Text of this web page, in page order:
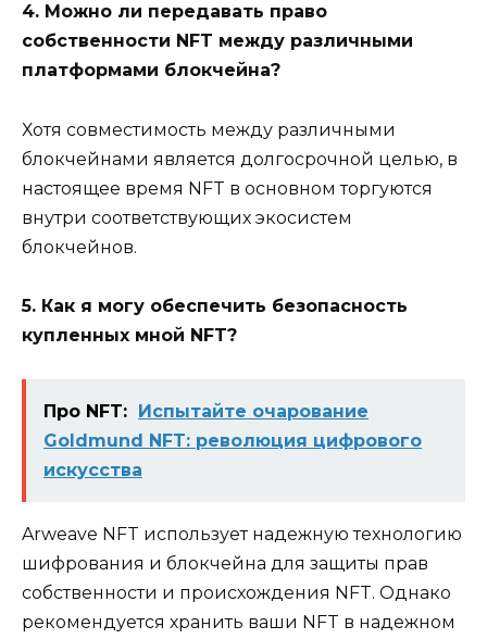
4. Можно ли передавать право
собственности NFT между различными
платформами блокчейна?
Хотя совместимость между различными
блокчейнами является долгосрочной целью, в
настоящее время NFT в основном торгуются
внутри соответствующих экосистем
блокчейнов.
5. Как я могу обеспечить безопасность
купленных мной NFT?
Про NFT: Испытайте очарование
Goldmund NFT: революция цифрового
искусства
Arweave NFT использует надежную технологию
шифрования и блокчейна для защиты прав
собственности и происхождения NFT. Однако
рекомендуется хранить ваши NFT в надежном